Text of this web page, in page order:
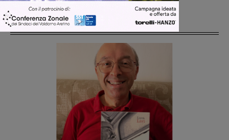
Ultime Notizie